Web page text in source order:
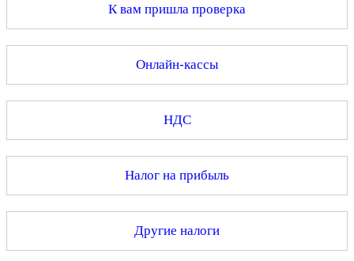
К вам пришла проверка
Онлайн-кассы
НДС
Налог на прибыль
Другие налоги